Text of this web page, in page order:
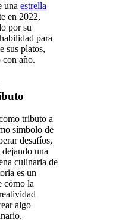
unaestrella
en 2022,
por su
para
sus platos,
con año.
tributo a
símbolo de
desafíos,
una
culinaria de
es un
cómo la
algo